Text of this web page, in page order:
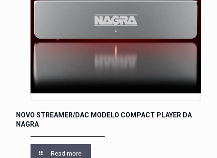
NOVO STREAMER/DAC MODELO COMPACT PLAYER DA
NAGRA
Read more